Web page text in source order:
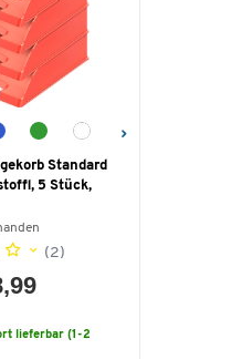
Standard
5 Stück,
(2)
lieferbar (1-2